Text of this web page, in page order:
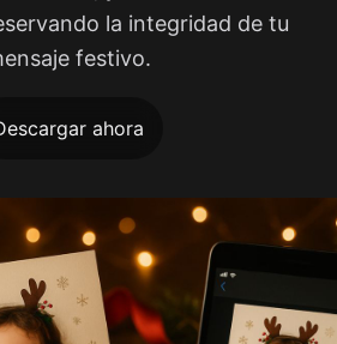
la integridad de tu
festivo.
ahora